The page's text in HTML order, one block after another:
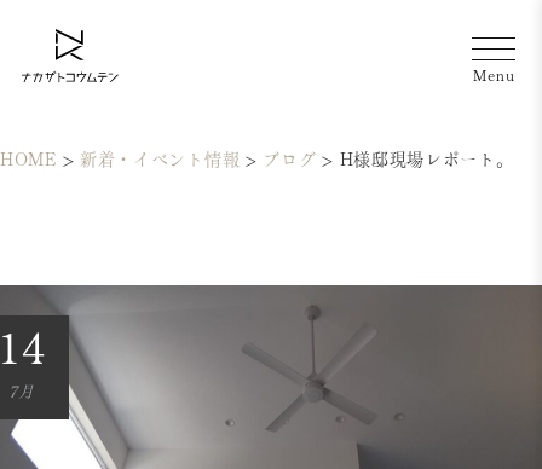
HOME > 新着・イベント情報 > ブログ > H様邸現場レポート。
7月